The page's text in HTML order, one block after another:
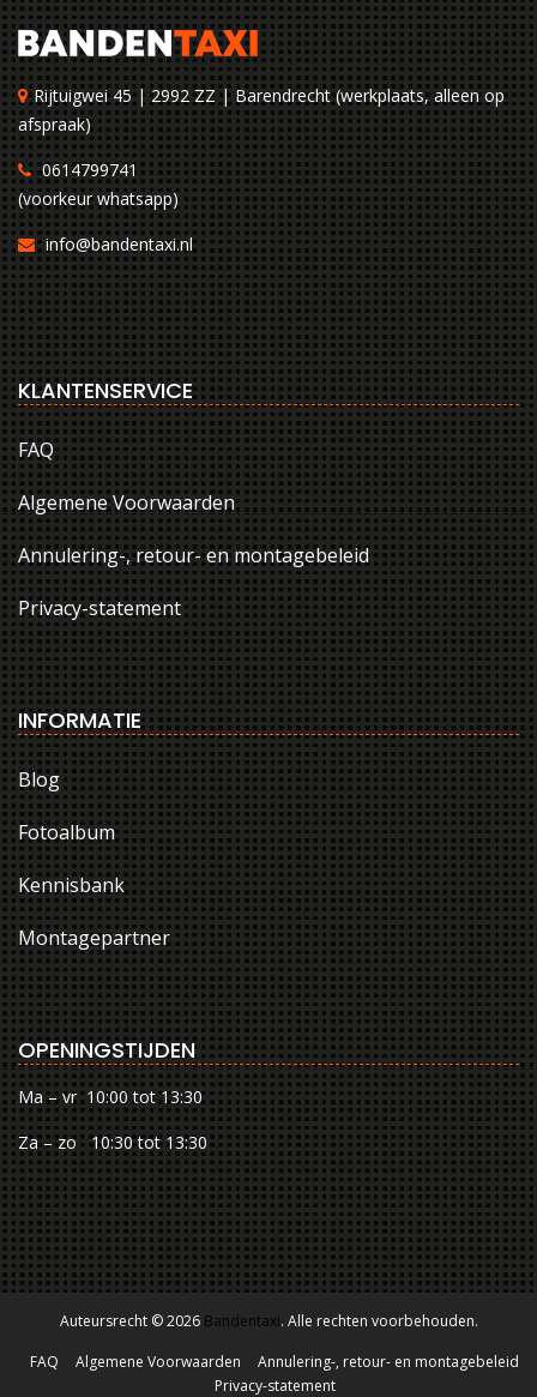
Rijtuigwei 45 | 2992 ZZ | Barendrecht (werkplaats, alleen op
afspraak)
0614799741
(voorkeur whatsapp)
info@bandentaxi.nl
KLANTENSERVICE
FAQ
Algemene Voorwaarden
Annulering-, retour- en montagebeleid
Privacy-statement
INFORMATIE
Blog
Fotoalbum
Kennisbank
Montagepartner
OPENINGSTIJDEN
Ma – vr 10:00 tot 13:30
Za – zo 10:30 tot 13:30
Auteursrecht © 2026 Bandentaxi. Alle rechten voorbehouden.
FAQ
Algemene Voorwaarden
Annulering-, retour- en montagebeleid
Privacy-statement